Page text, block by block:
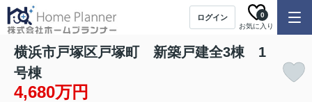
ログイン
お気に入り
0
横浜市戸塚区戸塚町 新築戸建全3棟 1
号棟
4,680万円